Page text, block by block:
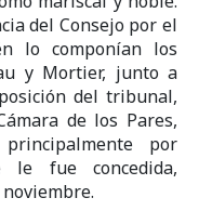
del Consejo por el
lo componían los
y Mortier, junto a
del tribunal,
de los Pares,
por
le fue concedida,